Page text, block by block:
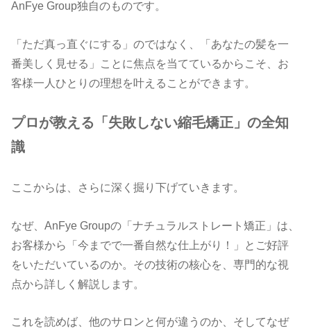
AnFye Group独自のものです。
「ただ真っ直ぐにする」のではなく、「あなたの髪を一
番美しく見せる」ことに焦点を当てているからこそ、お
客様一人ひとりの理想を叶えることができます。
プロが教える「失敗しない縮毛矯正」の全知
識
ここからは、さらに深く掘り下げていきます。
なぜ、AnFye Groupの「ナチュラルストレート矯正」は、
お客様から「今までで一番自然な仕上がり！」とご好評
をいただいているのか。その技術の核心を、専門的な視
点から詳しく解説します。
これを読めば、他のサロンと何が違うのか、そしてなぜ